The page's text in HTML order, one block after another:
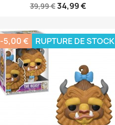
39,99 €34,99 €
-5,00 € RUPTURE DE STOCK